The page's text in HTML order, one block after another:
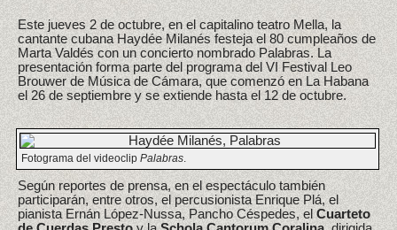
Este jueves 2 de octubre, en el capitalino teatro Mella, la
cantante cubana Haydée Milanés festeja el 80 cumpleaños de
Marta Valdés con un concierto nombrado Palabras. La
presentación forma parte del programa del VI Festival Leo
Brouwer de Música de Cámara, que comenzó en La Habana
el 26 de septiembre y se extiende hasta el 12 de octubre.
Fotograma del videoclip Palabras
Según reportes de prensa, en el espectáculo también
participarán, entre otros, el percusionista Enrique Plá, el
pianista Ernán López-Nussa, Pancho Céspedes, elCuarteto